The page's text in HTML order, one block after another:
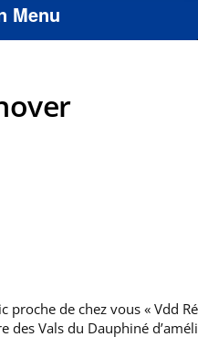
Menu
proche de chez vous « Vdd
des Vals du Dauphiné